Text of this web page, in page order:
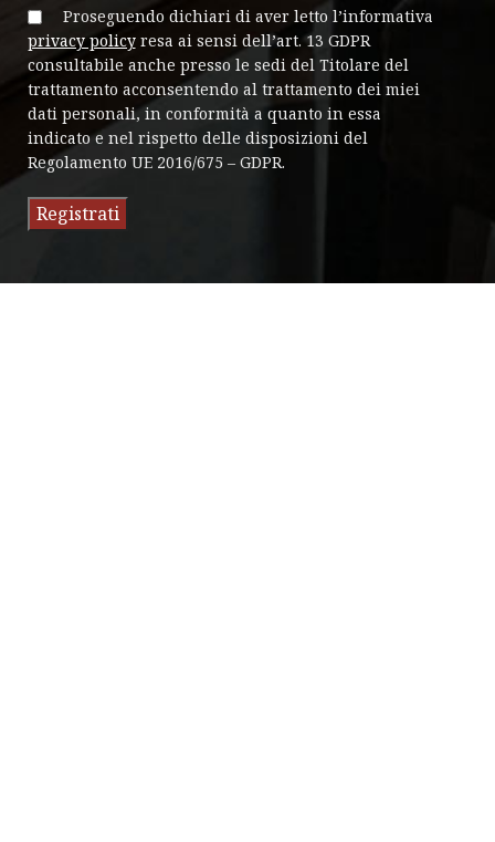
Proseguendo dichiari di aver letto l’informativa
privacy policyresa ai sensi dell’art. 13 GDPR
consultabile anche presso le sedi del Titolare del
trattamento acconsentendo al trattamento dei miei
dati personali, in conformità a quanto in essa
indicato e nel rispetto delle disposizioni del
Regolamento UE 2016/675 – GDPR.